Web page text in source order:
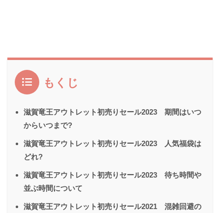
もくじ
滋賀竜王アウトレット初売りセール2023 期間はいつ
からいつまで?
滋賀竜王アウトレット初売りセール2023 人気福袋は
どれ?
滋賀竜王アウトレット初売りセール2023 待ち時間や
並ぶ時間について
滋賀竜王アウトレット初売りセール2021 混雑回避の